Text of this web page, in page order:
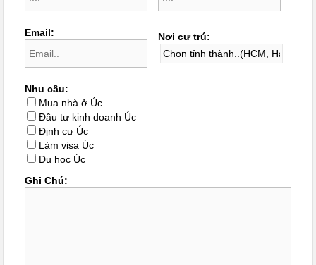
Email: Nơi cư trú:
Nhu cầu:
Mua nhà ở Úc
Đầu tư kinh doanh Úc
Định cư Úc
Làm visa Úc
Du học Úc
Ghi Chú: